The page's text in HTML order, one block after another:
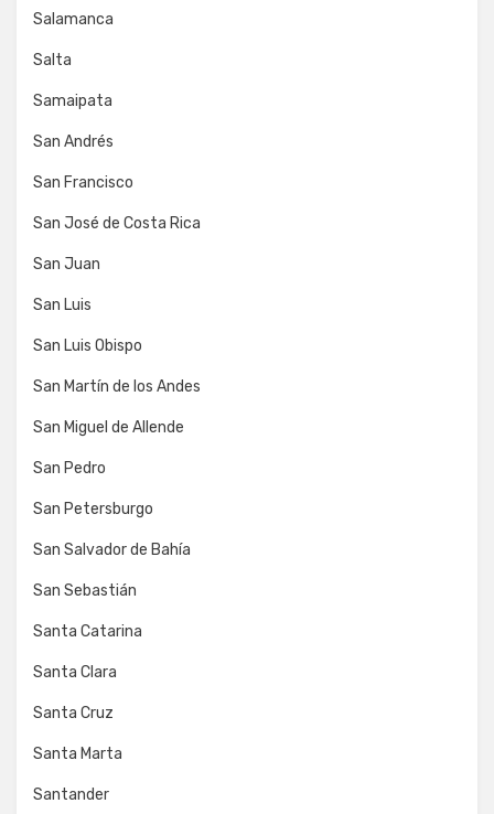
Salamanca
Salta
Samaipata
San Andrés
San Francisco
San José de Costa Rica
San Juan
San Luis
San Luis Obispo
San Martín de los Andes
San Miguel de Allende
San Pedro
San Petersburgo
San Salvador de Bahía
San Sebastián
Santa Catarina
Santa Clara
Santa Cruz
Santa Marta
Santander